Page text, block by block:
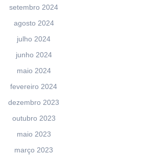
setembro 2024
agosto 2024
julho 2024
junho 2024
maio 2024
fevereiro 2024
dezembro 2023
outubro 2023
maio 2023
março 2023